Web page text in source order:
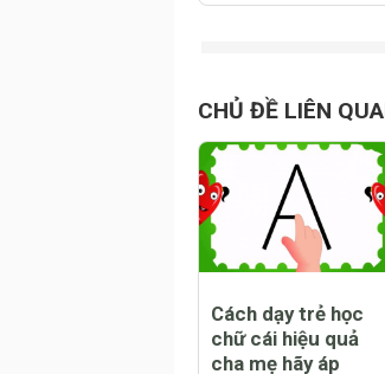
tốt cho sức khỏe
CHỦ ĐỀ LIÊN